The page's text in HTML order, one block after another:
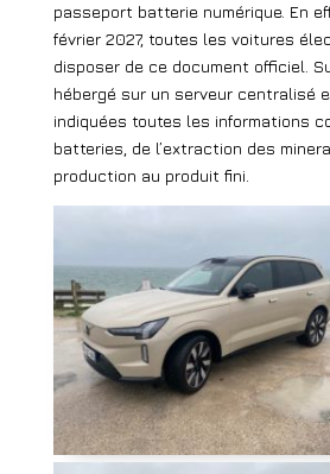
passeport batterie numérique. En
février 2027, toutes les voitures
disposer de ce document officiel.
hébergé sur un serveur centralisé
indiquées toutes les informations
batteries, de l’extraction des
production au produit fini.